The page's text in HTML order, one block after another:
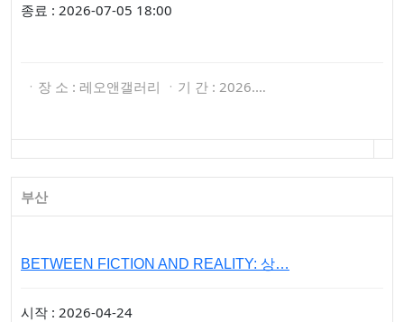
종료 : 2026-07-05 18:00
ㆍ장 소 : 레오앤갤러리 ㆍ기 간 : 2026.…
부산
BETWEEN FICTION AND REALITY: 상…
시작 : 2026-04-24